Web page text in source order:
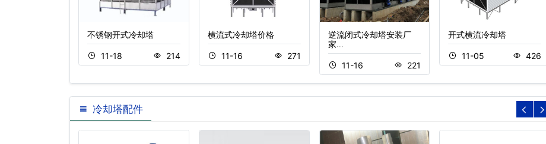
不锈钢开式冷却塔
11-18 214
横流式冷却塔价格
11-16 271
逆流闭式冷却塔安装厂
家…
11-16 221
开式横流冷却塔
11-05 426
冷却塔配件